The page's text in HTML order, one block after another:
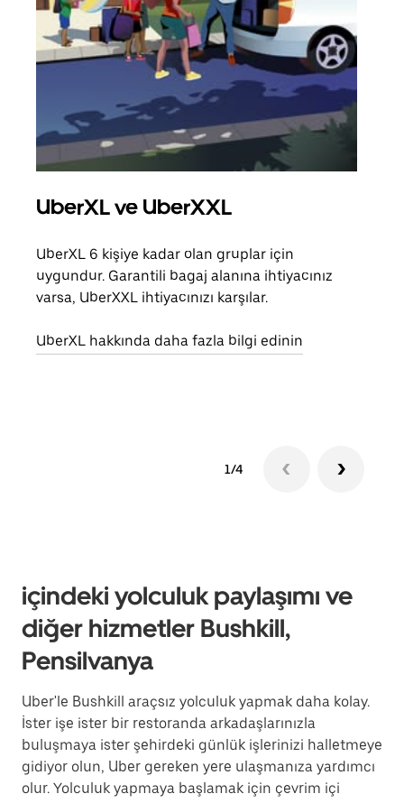
UberXL ve UberXXL
UberXL 6 kişiye kadar olan gruplar için
uygundur. Garantili bagaj alanına ihtiyacınız
varsa, UberXXL ihtiyacınızı karşılar.
UberXL hakkında daha fazla bilgi edinin
1/4
içindeki yolculuk paylaşımı ve
diğer hizmetler Bushkill,
Pensilvanya
Uber'le Bushkill araçsız yolculuk yapmak daha kolay.
İster işe ister bir restoranda arkadaşlarınızla
buluşmaya ister şehirdeki günlük işlerinizi halletmeye
gidiyor olun, Uber gereken yere ulaşmanıza yardımcı
olur. Yolculuk yapmaya başlamak için çevrim içi